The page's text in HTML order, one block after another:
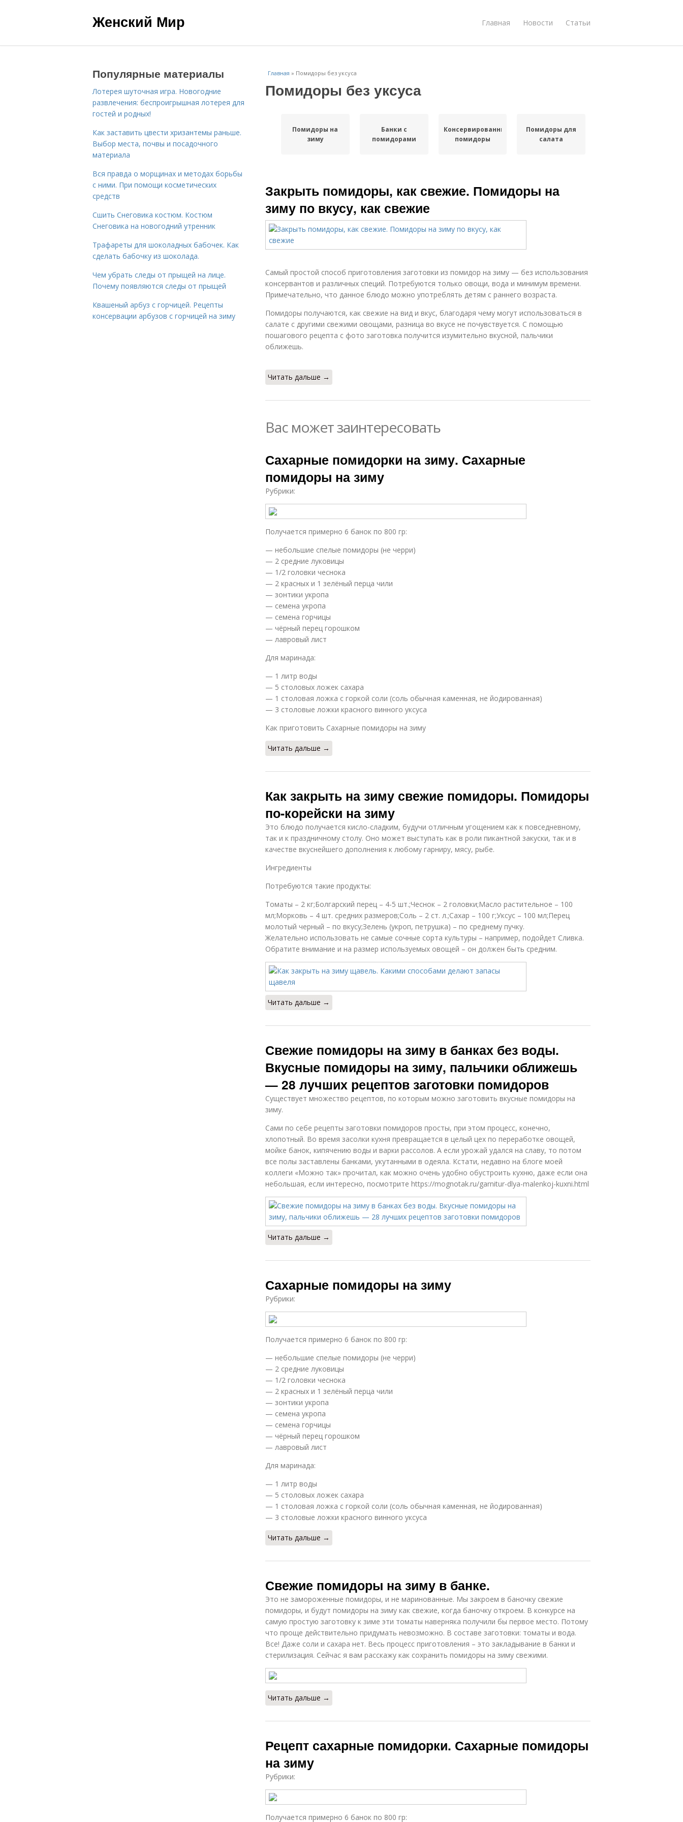
Женский Мир Главная Новости Статьи
Главная » Помидоры без уксуса
Помидоры без уксуса
Помидоры на
зиму
Банки с
помидорами
Консервированные
помидоры
Помидоры для
салата
Закрыть помидоры, как свежие. Помидоры на
зиму по вкусу, как свежие
Самый простой способ приготовления заготовки из помидор на зиму — без использования
консервантов и различных специй. Потребуются только овощи, вода и минимум времени.
Примечательно, что данное блюдо можно употреблять детям с раннего возраста.
Помидоры получаются, как свежие на вид и вкус, благодаря чему могут использоваться в
салате с другими свежими овощами, разница во вкусе не почувствуется. С помощью
пошагового рецепта с фото заготовка получится изумительно вкусной, пальчики
оближешь.
Читать дальше →
Вас может заинтересовать
Сахарные помидорки на зиму. Сахарные
помидоры на зиму
Рубрики:
Получается примерно 6 банок по 800 гр:
— небольшие спелые помидоры (не черри)
— 2 средние луковицы
— 1/2 головки чеснока
— 2 красных и 1 зелёный перца чили
— зонтики укропа
— семена укропа
— семена горчицы
— чёрный перец горошком
— лавровый лист
Для маринада:
— 1 литр воды
— 5 столовых ложек сахара
— 1 столовая ложка с горкой соли (соль обычная каменная, не йодированная)
— 3 столовые ложки красного винного уксуса
Как приготовить Сахарные помидоры на зиму
Читать дальше →
Как закрыть на зиму свежие помидоры. Помидоры
по-корейски на зиму
Это блюдо получается кисло-сладким, будучи отличным угощением как к повседневному,
так и к праздничному столу. Оно может выступать как в роли пикантной закуски, так и в
качестве вкуснейшего дополнения к любому гарниру, мясу, рыбе.
Ингредиенты
Потребуются такие продукты:
Томаты – 2 кг;Болгарский перец – 4-5 шт.;Чеснок – 2 головки;Масло растительное – 100
мл;Морковь – 4 шт. средних размеров;Соль – 2 ст. л.;Сахар – 100 г;Уксус – 100 мл;Перец
молотый черный – по вкусу;Зелень (укроп, петрушка) – по среднему пучку.
Желательно использовать не самые сочные сорта культуры – например, подойдет Сливка.
Обратите внимание и на размер используемых овощей – он должен быть средним.
Читать дальше →
Свежие помидоры на зиму в банках без воды.
Вкусные помидоры на зиму, пальчики оближешь
— 28 лучших рецептов заготовки помидоров
Существует множество рецептов, по которым можно заготовить вкусные помидоры на
зиму.
Сами по себе рецепты заготовки помидоров просты, при этом процесс, конечно,
хлопотный. Во время засолки кухня превращается в целый цех по переработке овощей,
мойке банок, кипячению воды и варки рассолов. А если урожай удался на славу, то потом
все полы заставлены банками, укутанными в одеяла. Кстати, недавно на блоге моей
коллеги «Можно так» прочитал, как можно очень удобно обустроить кухню, даже если она
небольшая, если интересно, посмотрите https://mognotak.ru/garnitur-dlya-malenkoj-kuxni.html
Читать дальше →
Сахарные помидоры на зиму
Рубрики:
Получается примерно 6 банок по 800 гр:
— небольшие спелые помидоры (не черри)
— 2 средние луковицы
— 1/2 головки чеснока
— 2 красных и 1 зелёный перца чили
— зонтики укропа
— семена укропа
— семена горчицы
— чёрный перец горошком
— лавровый лист
Для маринада:
— 1 литр воды
— 5 столовых ложек сахара
— 1 столовая ложка с горкой соли (соль обычная каменная, не йодированная)
— 3 столовые ложки красного винного уксуса
Читать дальше →
Свежие помидоры на зиму в банке.
Это не замороженные помидоры, и не маринованные. Мы закроем в баночку свежие
помидоры, и будут помидоры на зиму как свежие, когда баночку откроем. В конкурсе на
самую простую заготовку к зиме эти томаты наверняка получили бы первое место. Потому
что проще действительно придумать невозможно. В составе заготовки: томаты и вода.
Все! Даже соли и сахара нет. Весь процесс приготовления – это закладывание в банки и
стерилизация. Сейчас я вам расскажу как сохранить помидоры на зиму свежими.
Читать дальше →
Рецепт сахарные помидорки. Сахарные помидоры
на зиму
Рубрики:
Получается примерно 6 банок по 800 гр:
Популярные материалы
Лотерея шуточная игра. Новогодние
развлечения: беспроигрышная лотерея для
гостей и родных!
Как заставить цвести хризантемы раньше.
Выбор места, почвы и посадочного
материала
Вся правда о морщинах и методах борьбы
с ними. При помощи косметических
средств
Сшить Снеговика костюм. Костюм
Снеговика на новогодний утренник
Трафареты для шоколадных бабочек. Как
сделать бабочку из шоколада.
Чем убрать следы от прыщей на лице.
Почему появляются следы от прыщей
Квашеный арбуз с горчицей. Рецепты
консервации арбузов с горчицей на зиму